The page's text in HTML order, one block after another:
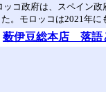
ッコ政府は、スペイン
。モロッコは2021年
薮伊豆総本店 落語